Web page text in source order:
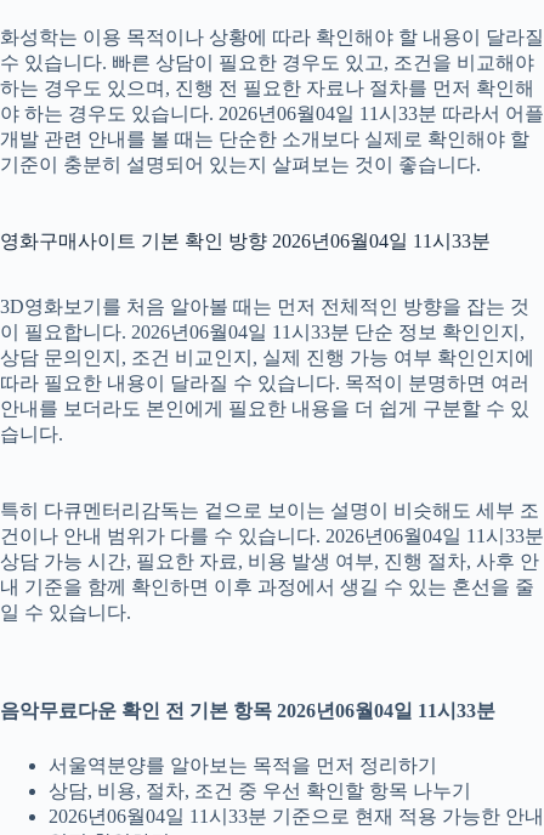
화성학는 이용 목적이나 상황에 따라 확인해야 할 내용이 달라질
수 있습니다. 빠른 상담이 필요한 경우도 있고, 조건을 비교해야
하는 경우도 있으며, 진행 전 필요한 자료나 절차를 먼저 확인해
야 하는 경우도 있습니다. 2026년06월04일 11시33분 따라서 어플
개발 관련 안내를 볼 때는 단순한 소개보다 실제로 확인해야 할
기준이 충분히 설명되어 있는지 살펴보는 것이 좋습니다.
영화구매사이트 기본 확인 방향 2026년06월04일 11시33분
3D영화보기를 처음 알아볼 때는 먼저 전체적인 방향을 잡는 것
이 필요합니다. 2026년06월04일 11시33분 단순 정보 확인인지,
상담 문의인지, 조건 비교인지, 실제 진행 가능 여부 확인인지에
따라 필요한 내용이 달라질 수 있습니다. 목적이 분명하면 여러
안내를 보더라도 본인에게 필요한 내용을 더 쉽게 구분할 수 있
습니다.
특히 다큐멘터리감독는 겉으로 보이는 설명이 비슷해도 세부 조
건이나 안내 범위가 다를 수 있습니다. 2026년06월04일 11시33분
상담 가능 시간, 필요한 자료, 비용 발생 여부, 진행 절차, 사후 안
내 기준을 함께 확인하면 이후 과정에서 생길 수 있는 혼선을 줄
일 수 있습니다.
음악무료다운 확인 전 기본 항목 2026년06월04일 11시33분
서울역분양를 알아보는 목적을 먼저 정리하기
상담, 비용, 절차, 조건 중 우선 확인할 항목 나누기
2026년06월04일 11시33분 기준으로 현재 적용 가능한 안내